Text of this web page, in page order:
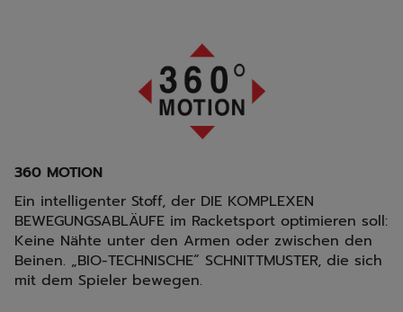
360 MOTION
Ein intelligenter Stoff, der DIE KOMPLEXEN
BEWEGUNGSABLÄUFE im Racketsport optimieren soll:
Keine Nähte unter den Armen oder zwischen den
Beinen. „BIO-TECHNISCHE“ SCHNITTMUSTER, die sich
mit dem Spieler bewegen.